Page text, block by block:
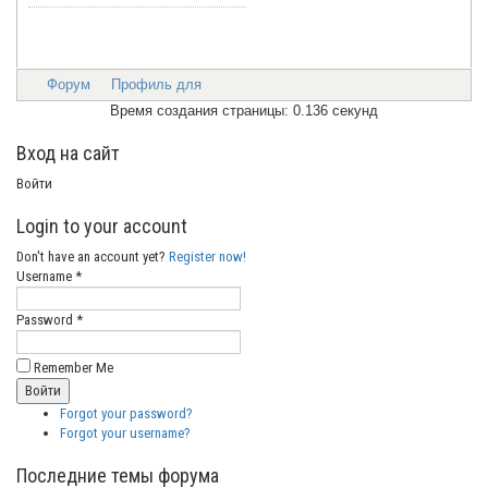
Форум
Профиль для
Время создания страницы: 0.136 секунд
Вход на сайт
Войти
Login to your account
Don't have an account yet? Register now!
Username *
Password *
Remember Me
Forgot your password?
Forgot your username?
Последние темы форума